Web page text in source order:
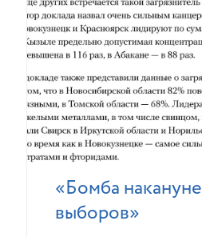
«Бомба накануне
выборов»